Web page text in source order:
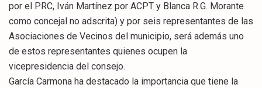
por el PRC, Iván Martínez por ACPT y Blanca R.G. Morante
como concejal no adscrita) y por seis representantes de las
Asociaciones de Vecinos del municipio, será además uno
de estos representantes quienes ocupen la
vicepresidencia del consejo.
García Carmona ha destacado la importancia que tiene la